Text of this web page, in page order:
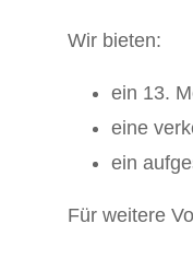
Wir bieten:
ein 13.
eine
ein
Für weitere